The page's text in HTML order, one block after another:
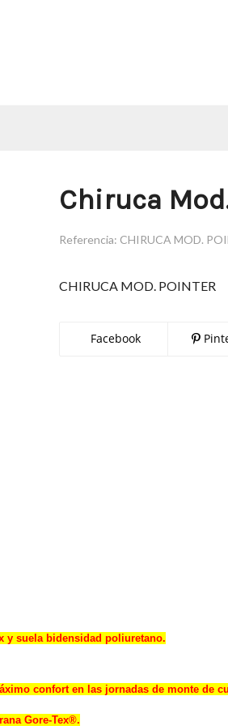
Chiruca
Referencia: CHIRUCA MOD.
CHIRUCA MOD. POINTER
Facebook
y suela bidensidad poliuretano.
confort en las jornadas de monte de
Gore-Tex®.